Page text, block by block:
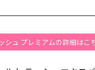
シュ プレミアムの詳細はこ